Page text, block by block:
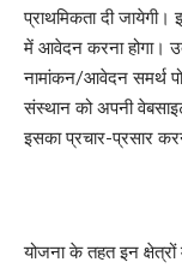
प्राथमिकता दी
में आवेदन करना होगा।
नामांकन/आवेदन समर्थ
संस्थान को अपनी
इसका प्रचार-प्रसार
योजना के तहत इन क्षेत्रों